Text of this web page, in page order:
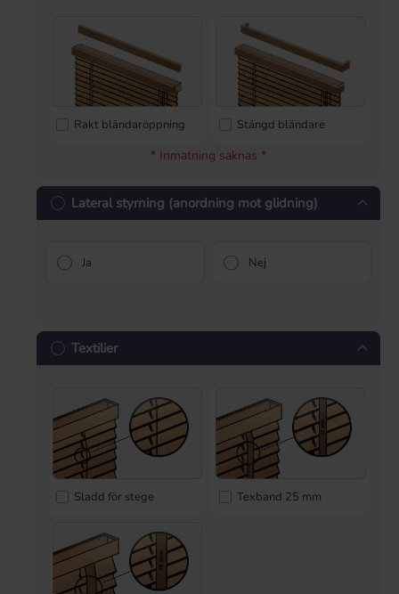
Rakt bländaröppning Stängd bländare
* Inmatning saknas *
Lateral styrning (anordning mot glidning)
Ja Nej
Textilier
Sladd för stege Texband 25 mm